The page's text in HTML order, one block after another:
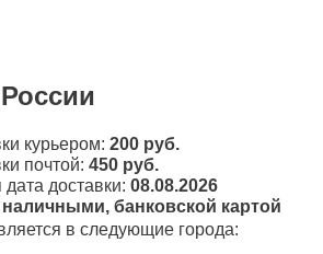
курьером: 200 руб.
почтой: 450 руб.
доставки: 08.08.2026
наличными, банковской картой
в следующие города: